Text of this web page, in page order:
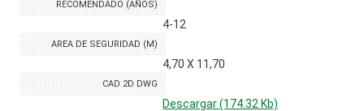
RECOMENDADO (AÑOS)
4-12
AREA DE SEGURIDAD (M)
4,70 X 11,70
CAD 2D DWG
Descargar (174.32 Kb)